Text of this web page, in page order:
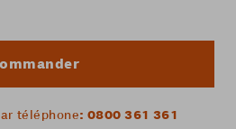
téléphone: 0800 361 361